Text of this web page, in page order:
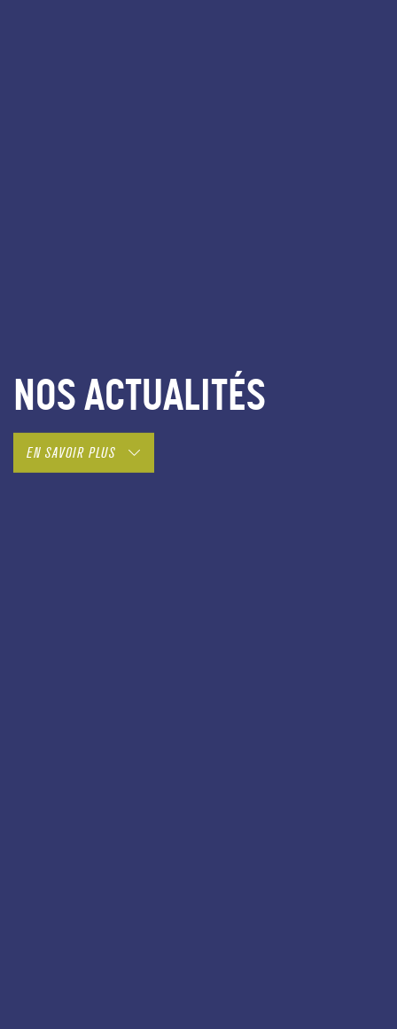
NOS ACTUALITÉS
EN SAVOIR PLUS